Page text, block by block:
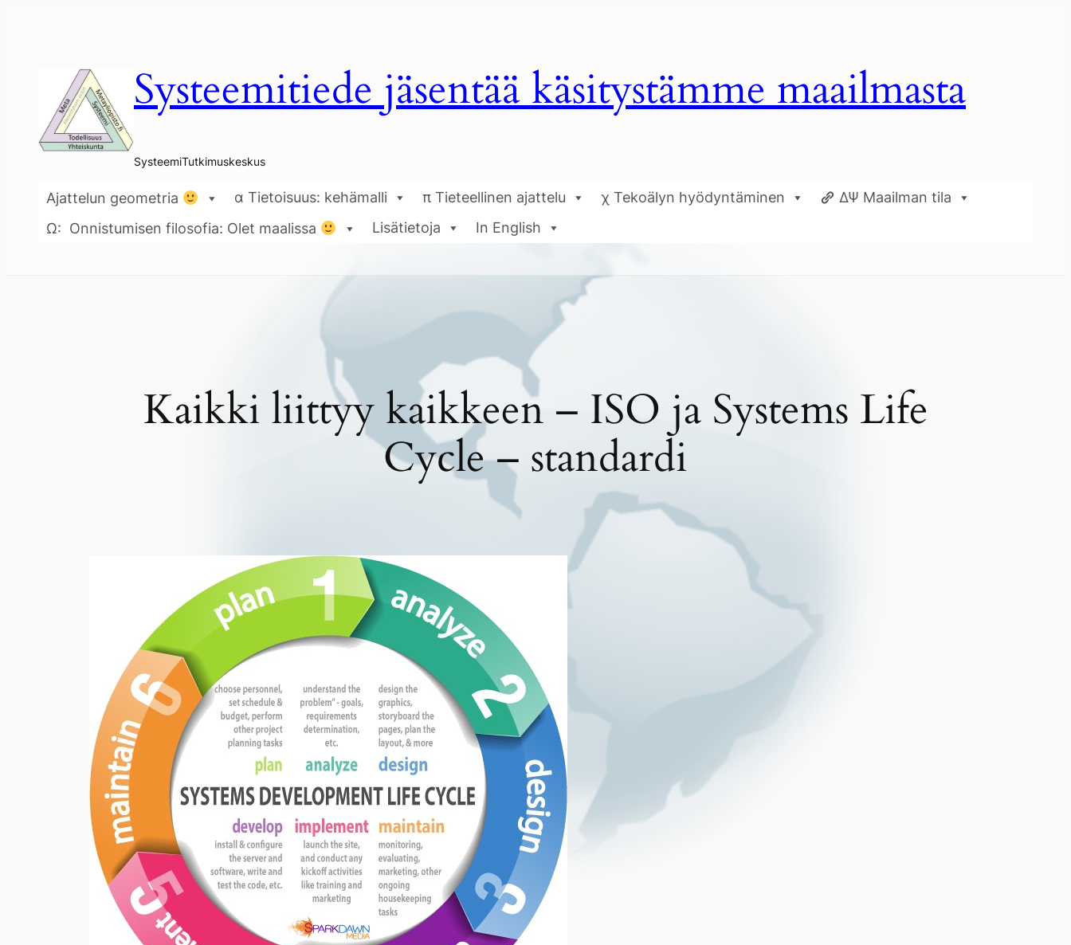
Systeemitiede jäsentää käsitystämme maailmasta
SysteemiTutkimuskeskus
Ajattelun geometria α Tietoisuus: kehämalli π Tieteellinen ajattelu χ Tekoälyn hyödyntäminen
ΔΨ Maailman tila
Ω: Onnistumisen filosofia: Olet maalissa
Lisätietoja In English
Kaikki liittyy kaikkeen – ISO ja Systems Life
Cycle – standardi